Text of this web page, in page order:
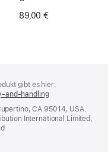
Nevada Orange
89,00 €
gibt es hier:
and-handling(öffnet
neues
Fenster)
CA 95014, USA.
International Limited,